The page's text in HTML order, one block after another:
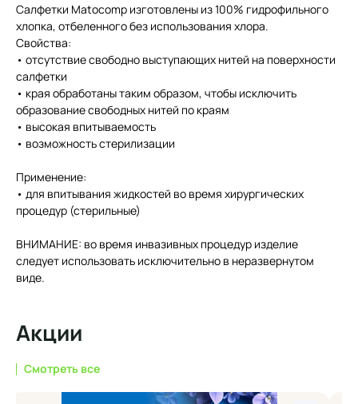
Салфетки Matocomp изготовлены из 100% гидрофильного
хлопка, отбеленного без использования хлора.
Свойства:
• отсутcтвие свободно выступающих нитей на поверхности
салфетки
• края обработаны таким образом, чтобы исключить
образование свободных нитей по краям
• высокая впитываемость
• возможность стерилизации
Применение:
• для впитывания жидкостей во время хирургических
процедур (стерильные)
ВНИМАНИЕ: во время инвазивных процедур изделие
следует использовать исключительно в неразвернутом
виде.
Акции
Смотреть все